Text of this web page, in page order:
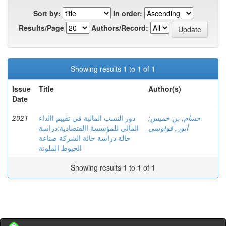
Sort by:
In order:
Results/Page
Authors/Record:
Showing results 1 to 1 of 1
Issue
Date
Title Author(s)
2021
دور النسب المالية في تقييم االداء
المالي للمؤسسة االقتصادية:دراسة
حالة دراسة حالة الشركة صناعة
الخيوط الملونة
حسام, بن خميس;
أنور, قواوسي
Showing results 1 to 1 of 1